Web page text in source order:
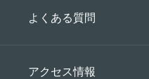
よくある質問
アクセス情報